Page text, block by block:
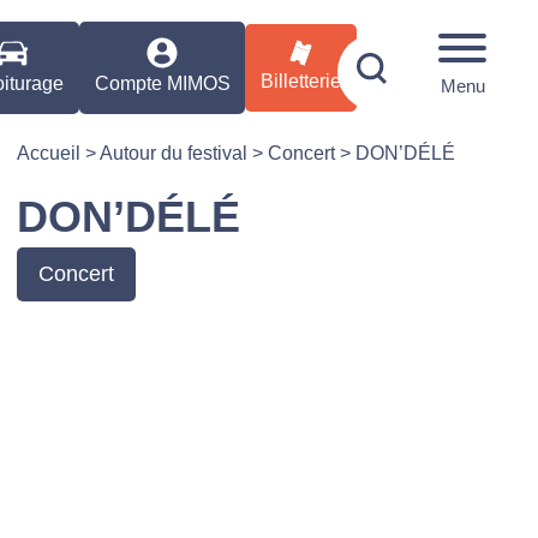
Compte MIMOS Billetterie Menu
Accueil >Autour du festival > Concert> DON’DÉLÉ
DON’DÉLÉ
Concert